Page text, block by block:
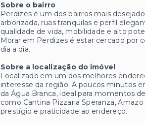
Sobre o bairro
Perdizes é um dos bairros mais
arborizada, ruas tranquilas e perfil
qualidade de vida, mobilidade e alto
Morar em Perdizes é estar cercado por
dia a dia.
Sobre a localização do imóvel
Localizado em um dos melhores
interesse da região. A poucos minutos
da Água Branca, ideal para momentos
como Cantina Pizzaria Speranza,
prestígio e praticidade ao endereço.